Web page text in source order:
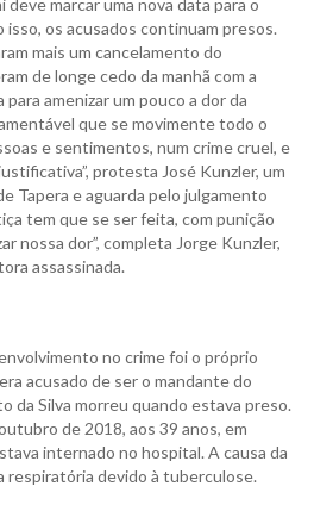
deve marcar uma nova data para o
os acusados continuam presos.
mais um cancelamento do
de longe cedo da manhã com a
amenizar um pouco a dor da
que se movimente todo o
e sentimentos, num crime cruel, e
protesta José Kunzler, um
Tapera e aguarda pelo julgamento
tem que se ser feita, com punição
nossa dor”, completa Jorge Kunzler,
assassinada.
no crime foi o próprio
acusado de ser o mandante do
da Silva morreu quando estava preso.
de 2018, aos 39 anos, em
internado no hospital. A causa da
respiratória devido à tuberculose.